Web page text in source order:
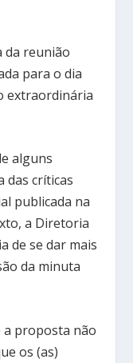
da reunião
para o dia
extraordinária
alguns
das críticas
publicada na
a Diretoria
de se dar mais
da minuta
a proposta não
os (as)